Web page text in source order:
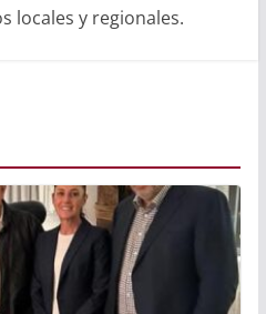
locales y regionales.